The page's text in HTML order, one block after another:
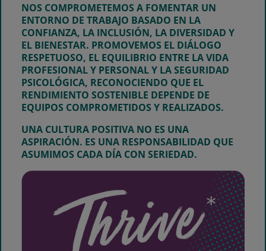
NOS COMPROMETEMOS A FOMENTAR UN
ENTORNO DE TRABAJO BASADO EN LA
CONFIANZA, LA INCLUSIÓN, LA DIVERSIDAD Y
EL BIENESTAR. PROMOVEMOS EL DIÁLOGO
RESPETUOSO, EL EQUILIBRIO ENTRE LA VIDA
PROFESIONAL Y PERSONAL Y LA SEGURIDAD
PSICOLÓGICA, RECONOCIENDO QUE EL
RENDIMIENTO SOSTENIBLE DEPENDE DE
EQUIPOS COMPROMETIDOS Y REALIZADOS.
UNA CULTURA POSITIVA NO ES UNA
ASPIRACIÓN. ES UNA RESPONSABILIDAD QUE
ASUMIMOS CADA DÍA CON SERIEDAD.